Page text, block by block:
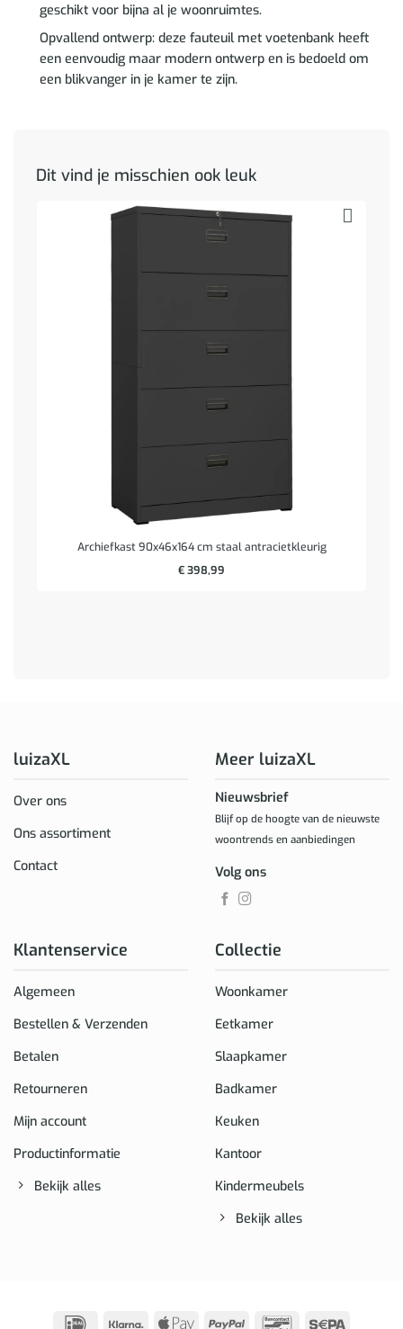
geschikt voor bijna al je woonruimtes.
Opvallend ontwerp: deze fauteuil met voetenbank heeft
een eenvoudig maar modern ontwerp en is bedoeld om
een blikvanger in je kamer te zijn.
Dit vind je misschien ook leuk
Archiefkast 90x46x164 cm staal antracietkleurig
€398,99
luizaXL
Over ons
Ons assortiment
Contact
Klantenservice
Algemeen
Bestellen & Verzenden
Betalen
Retourneren
Mijn account
Productinformatie
Bekijk alles
Collectie
Woonkamer
Eetkamer
Slaapkamer
Badkamer
Keuken
Kantoor
Kindermeubels
Bekijk alles
Meer luizaXL
Nieuwsbrief
Blijf op de hoogte van de nieuwste
woontrends en aanbiedingen
Volg ons
IDeal Klarna Apple PayPal BancontactSepa